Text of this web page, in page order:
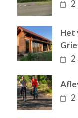
2
Het
2
2